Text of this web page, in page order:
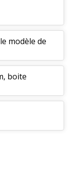
modèle de
boite